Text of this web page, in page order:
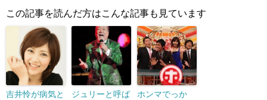
この記事を読んだ方はこんな記事も見ています
吉井怜が病気と
ジュリーと呼ば
ホンマでっか